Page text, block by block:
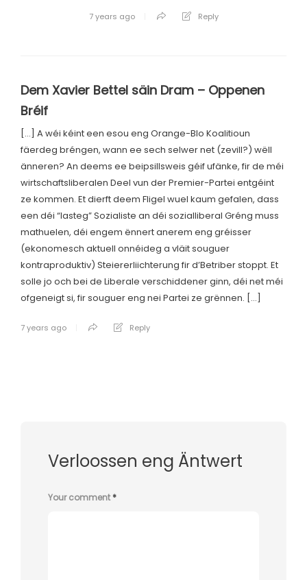
7 years ago Reply
Dem Xavier Bettel säin Dram – Oppenen
Bréif
[…] A wéi kéint een esou eng Orange-Blo Koalitioun
fäerdeg bréngen, wann ee sech selwer net (zevill?) wëll
änneren? An deems ee beipsillsweis géif ufänke, fir de méi
wirtschaftsliberalen Deel vun der Premier-Partei entgéint
ze kommen. Et dierft deem Fligel wuel kaum gefalen, dass
een déi “lasteg” Sozialiste an déi sozialliberal Gréng muss
mathuelen, déi engem ënnert anerem eng gréisser
(ekonomesch aktuell onnéideg a vläit souguer
kontraproduktiv) Steiererliichterung fir d’Betriber stoppt. Et
solle jo och bei de Liberale verschiddener ginn, déi net méi
ofgeneigt si, fir souguer eng nei Partei ze grënnen. […]
7 years ago Reply
Verloossen eng Äntwert
Your comment*